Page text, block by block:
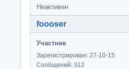
Неактивен
foooser
Участник
Зарегистрирован: 27-10-15
Сообщений: 312